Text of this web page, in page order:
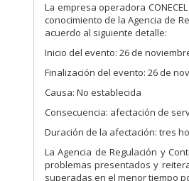
La empresa operadora
conocimiento de la Agencia de
acuerdo al siguiente detalle:
Inicio del evento: 26 de
Finalización del evento: 26 de
Causa: No establecida
Consecuencia: afectación de
Duración de la afectación: tres
La Agencia de Regulación y
problemas presentados y
superadas en el menor tiempo